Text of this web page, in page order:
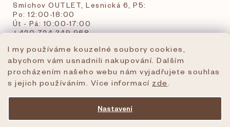
I my používáme kouzelné soubory cookies,
abychom vám usnadnili nakupování. Dalším
procházením našeho webu nám vyjadřujete souhlas
s jejich používáním. Více informací zde
Nastavení
Smíchov OUTLET, Lesnická 6, P5:
Po: 12:00-18:00
Út - Pá: 10:00-17:00
+420 724 349 968
objednavky@creammy.cz
tel:+420 724 349 968